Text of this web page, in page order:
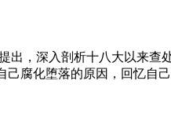
深入剖析十八大以来查
己腐化堕落的原因，回忆